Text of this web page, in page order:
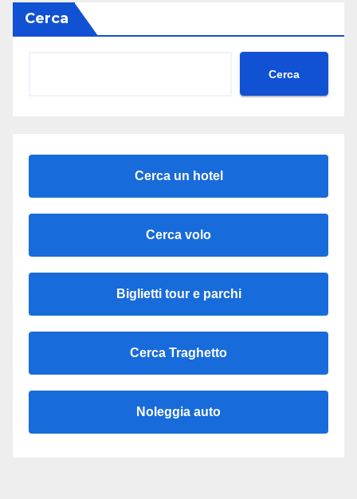
Cerca
Cerca
Cerca un hotel
Cerca volo
Biglietti tour e parchi
Cerca Traghetto
Noleggia auto